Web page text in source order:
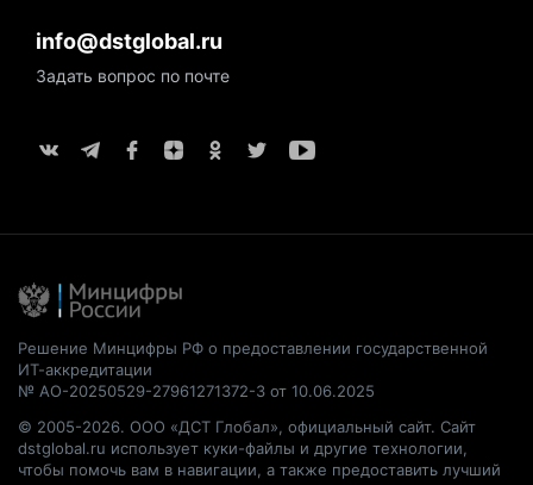
info@dstglobal.ru
Задать вопрос по почте
Решение Минцифры РФ о предоставлении государственной
ИТ-аккредитации
№ АО-20250529-27961271372-3 от 10.06.2025
© 2005-2026. ООО «ДСТ Глобал», официальный сайт. Сайт
dstglobal.ru использует куки-файлы и другие технологии,
чтобы помочь вам в навигации, а также предоставить лучший